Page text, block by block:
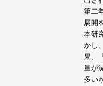
第二
展開
本研
かし
果、
量が
多い